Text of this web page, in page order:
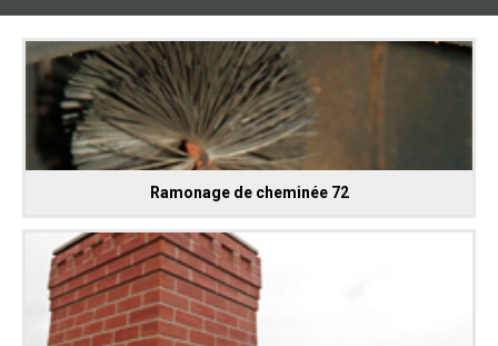
Ramonage de cheminée 72